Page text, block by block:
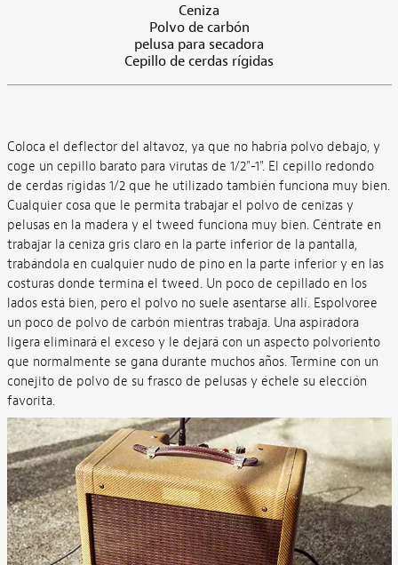
Ceniza
Polvo de carbón
pelusa para secadora
Cepillo de cerdas rígidas
Coloca el deflector del altavoz, ya que no habría polvo debajo, y
coge un cepillo barato para virutas de 1/2"-1". El cepillo redondo
de cerdas rígidas 1/2 que he utilizado también funciona muy bien.
Cualquier cosa que le permita trabajar el polvo de cenizas y
pelusas en la madera y el tweed funciona muy bien. Céntrate en
trabajar la ceniza gris claro en la parte inferior de la pantalla,
trabándola en cualquier nudo de pino en la parte inferior y en las
costuras donde termina el tweed. Un poco de cepillado en los
lados está bien, pero el polvo no suele asentarse allí. Espolvoree
un poco de polvo de carbón mientras trabaja. Una aspiradora
ligera eliminará el exceso y le dejará con un aspecto polvoriento
que normalmente se gana durante muchos años. Termine con un
conejito de polvo de su frasco de pelusas y échele su elección
favorita.